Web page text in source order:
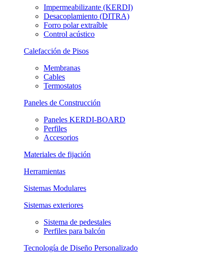
Impermeabilizante (KERDI)
Desacoplamiento (DITRA)
Forro polar extraíble
Control acústico
Calefacción de Pisos
Membranas
Cables
Termostatos
Paneles de Construcción
Paneles KERDI-BOARD
Perfiles
Accesorios
Materiales de fijación
Herramientas
Sistemas Modulares
Sistemas exteriores
Sistema de pedestales
Perfiles para balcón
Tecnología de Diseño Personalizado